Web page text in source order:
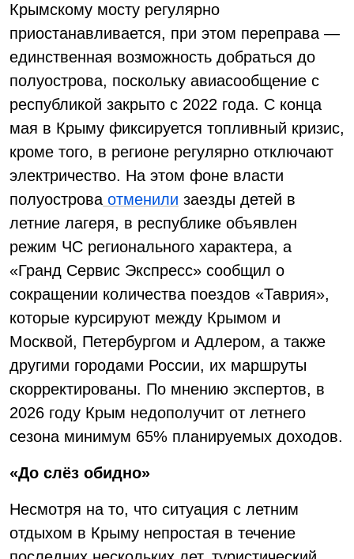
Крымскому мосту регулярно
приостанавливается, при этом переправа —
единственная возможность добраться до
полуострова, поскольку авиасообщение с
республикой закрыто с 2022 года. С конца
мая в Крыму фиксируется топливный кризис,
кроме того, в регионе регулярно отключают
электричество. На этом фоне власти
полуострова отменили заезды детей в
летние лагеря, в республике объявлен
режим ЧС регионального характера, а
«Гранд Сервис Экспресс» сообщил о
сокращении количества поездов «Таврия»,
которые курсируют между Крымом и
Москвой, Петербургом и Адлером, а также
другими городами России, их маршруты
скорректированы. По мнению экспертов, в
2026 году Крым недополучит от летнего
сезона минимум 65% планируемых доходов.
«До слёз обидно»
Несмотря на то, что ситуация с летним
отдыхом в Крыму непростая в течение